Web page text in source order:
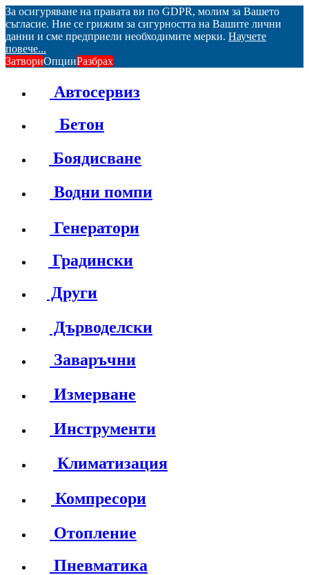
За осигуряване на правата ви по GDPR, молим за Вашето
съгласие. Ние се грижим за сигурността на Вашите лични
данни и сме предприели необходимите мерки. Научете
повече...
ЗатвориОпцииРазбрах
Автосервиз
Бетон
Боядисване
Водни помпи
Генератори
Градински
Други
Дърводелски
Заваръчни
Измерване
Инструменти
Климатизация
Компресори
Отопление
Пневматика